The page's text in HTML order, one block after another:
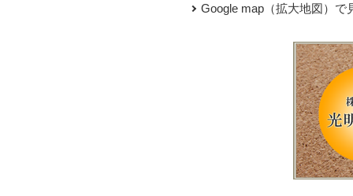
Google map（拡大地図）で